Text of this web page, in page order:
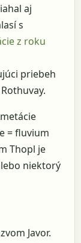
aj
s
z roku
priebeh
= fluvium
Thopl je
niektorý
Javor.